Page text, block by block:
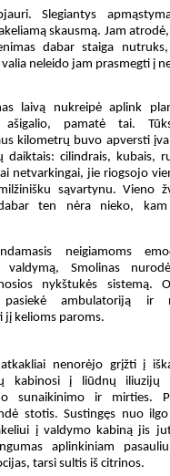
Slegiantys
skausmą. Jam
dabar staiga
neleido jam prasmegti į
laivą nukreipė aplink
pamatė tai.
kilometrų buvo apversti
cilindrais, kubais,
netvarkingai, jie riogsojo
sąvartynu. Vieno
ten nėra nieko,
neigiamoms
Smolinas
nykštukės sistemą.
ambulatoriją ir
jį kelioms paroms.
nenorėjo grįžti į
kabinosi į liūdnų iliuzijų
sunaikinimo ir mirties.
stotis. Sustingęs nuo
į valdymo kabiną jis
aplinkiniam
tarsi sultis iš citrinos.